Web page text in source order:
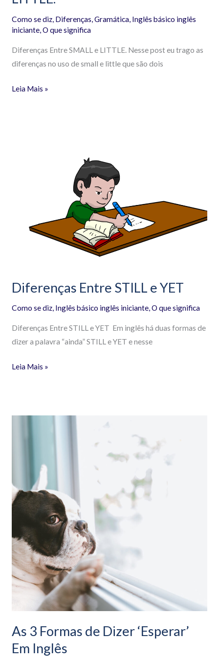
Como se diz, Diferenças,Gramática, Inglês básico inglês
iniciante,O que significa
Diferenças Entre SMALL e LITTLE. Nesse post eu trago as
diferenças no uso de small e little que são dois
Leia Mais »
Diferenças Entre STILL e YET
Como se diz, Inglês básico inglês iniciante,O que significa
Diferenças Entre STILL e YET Em inglês há duas formas de
dizer a palavra “ainda” STILL e YET e nesse
Leia Mais »
As 3 Formas de Dizer ‘Esperar’
Em Inglês
‘Esperar’
Em
Inglês